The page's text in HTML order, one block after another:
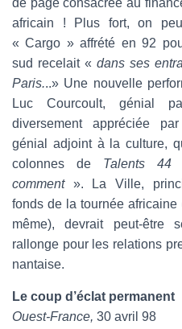
de page consacrée au
africain ! Plus fort, on
« Cargo » affrété en 92
sud recelait «dans ses
Paris...» Une nouvelle
Luc Courcoult, génial
diversement appréciée
génial adjoint à la culture,
colonnes de Talents 44
comment». La Ville,
fonds de la tournée africaine
même), devrait peut-être
rallonge pour les relations
nantaise.
Le coup d’éclat permanent
Ouest-France, 30 avril 98